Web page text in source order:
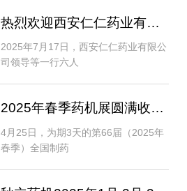
热烈欢迎西安仁仁药业有限公司来厂参观考察
2025年7月17日，西安仁仁药业有限公
司领导等一行六人
2025年春季药机展圆满收官！秋立药机展
4月25日，为期3天的第66届（2025年
春季）全国制药